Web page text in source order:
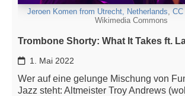
Jeroen Komen from Utrecht, Netherlands CC
Wikimedia Commons
Trombone Shorty: What It Takes ft.
1. Mai 2022
Wer auf eine gelunge Mischung von
Jazz steht: Altmeister Troy Andrews